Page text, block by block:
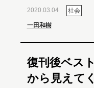
2020.03.04 社会
一田和樹
復刊後ベス
から見えて